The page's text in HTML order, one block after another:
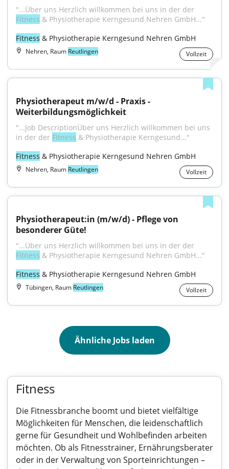
Fitness & Physiotherapie Kerngesund Nehren GmbH..."
Fitness & Physiotherapie Kerngesund Nehren GmbH
Nehren, Raum Reutlingen Vollzeit
Physiotherapeut m/w/d - Praxis -
Weiterbildungsmöglichkeit
"...Job DescriptionÜber uns Herzlich willkommen bei uns
in der der Fitness & Physiotherapie Kerngesund..."
Fitness & Physiotherapie Kerngesund Nehren GmbH
Nehren, Raum Reutlingen Vollzeit
Physiotherapeut:in (m/w/d) - Pflege von
besonderer Güte!
Fitness & Physiotherapie Kerngesund Nehren GmbH..."
Fitness & Physiotherapie Kerngesund Nehren GmbH
Tübingen, Raum Reutlingen Vollzeit
Ähnliche Jobs laden
Fitness
Die Fitnessbranche boomt und bietet vielfältige
Möglichkeiten für Menschen, die leidenschaftlich
gerne für Gesundheit und Wohlbefinden arbeiten
möchten. Ob als Fitnesstrainer, Ernährungsberater
oder in der Verwaltung von Sporteinrichtungen –